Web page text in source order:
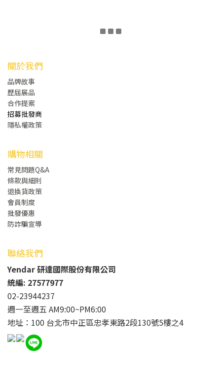
關於我們
品牌故事
歷屆展品
合作提案
招募批發商
隱私權政策
購物相關
常見問題Q&A
條款與細則
退換貨政策
會員制度
批發優惠
防詐騙宣導
聯絡我們
Yendar 研達國際股份有限公司
統編: 27577977
02-23944237
週一至週五 AM9:00~PM6:00
地址：100 台北市中正區忠孝東路2段130號5樓之4